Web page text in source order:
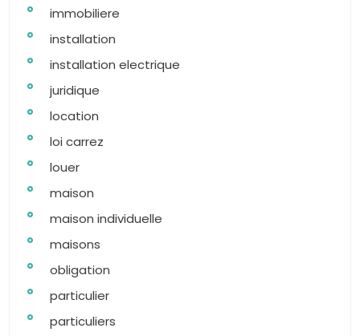
immobiliere
installation
installation electrique
juridique
location
loi carrez
louer
maison
maison individuelle
maisons
obligation
particulier
particuliers